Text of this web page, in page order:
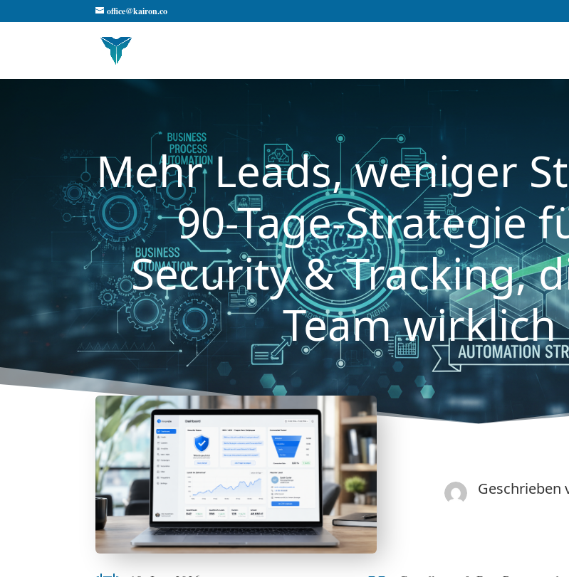
office@kairon.co
Mehr Leads, weniger
90-Tage-Strategie
Security & Tracking,
Team
Geschrieben